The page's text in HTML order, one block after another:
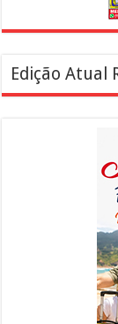
Edição Atual